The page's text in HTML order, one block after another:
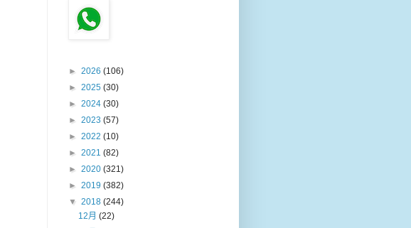
► 2026 (106)
► 2025 (30)
► 2024 (30)
► 2023 (57)
► 2022 (10)
► 2021 (82)
► 2020 (321)
► 2019 (382)
▼ 2018 (244)
12月(22)